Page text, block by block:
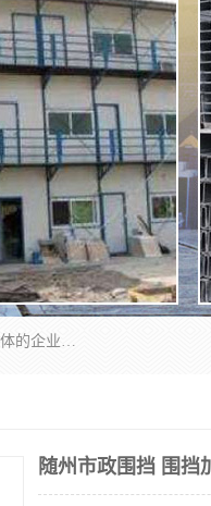
郑州鑫纵建材有限公司供应阳光板，彩钢板，彩钢钢构工程是一家集生产销售租赁安装于一体的企业，主要生产PC采光板，耐力板，仿古琉璃采光板，岩棉板、彩钢压型板、镀锌压型板、桁架楼承板，C、Z型钢檩条、围挡板、轻钢结构，阳光温室大棚等新型建材产品。公司旗下有多台移动式高空压瓦机租赁，承接全国各地业务，专业对外租赁各种型号压瓦机。
随州市政围挡 围挡